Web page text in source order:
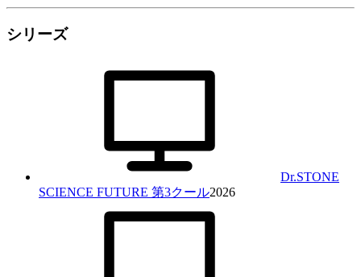
シリーズ
Dr.STONE
SCIENCE FUTURE 第3クール2026